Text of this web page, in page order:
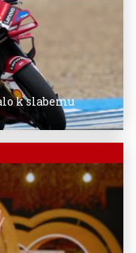
k slabemu